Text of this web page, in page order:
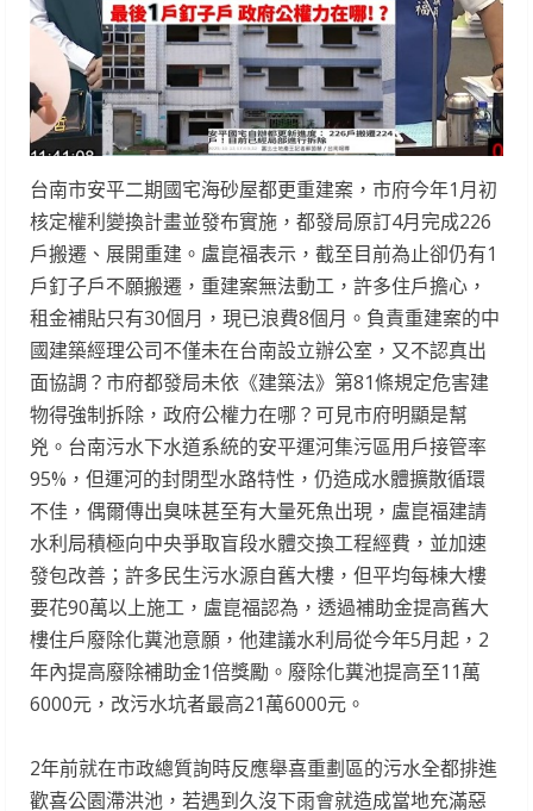
台南市安平二期國宅海砂屋都更重建案，市府今年1月初
核定權利變換計畫並發布實施，都發局原訂4月完成226
戶搬遷、展開重建。盧崑福表示，截至目前為止卻仍有1
戶釘子戶不願搬遷，重建案無法動工，許多住戶擔心，
租金補貼只有30個月，現已浪費8個月。負責重建案的中
國建築經理公司不僅未在台南設立辦公室，又不認真出
面協調？市府都發局未依《建築法》第81條規定危害建
物得強制拆除，政府公權力在哪？可見市府明顯是幫
兇。台南污水下水道系統的安平運河集污區用戶接管率
95%，但運河的封閉型水路特性，仍造成水體擴散循環
不佳，偶爾傳出臭味甚至有大量死魚出現，盧崑福建請
水利局積極向中央爭取盲段水體交換工程經費，並加速
發包改善；許多民生污水源自舊大樓，但平均每棟大樓
要花90萬以上施工，盧崑福認為，透過補助金提高舊大
樓住戶廢除化糞池意願，他建議水利局從今年5月起，2
年內提高廢除補助金1倍獎勵。廢除化糞池提高至11萬
6000元，改污水坑者最高21萬6000元。
2年前就在市政總質詢時反應舉喜重劃區的污水全都排進
歡喜公園滯洪池，若遇到久沒下雨會就造成當地充滿惡